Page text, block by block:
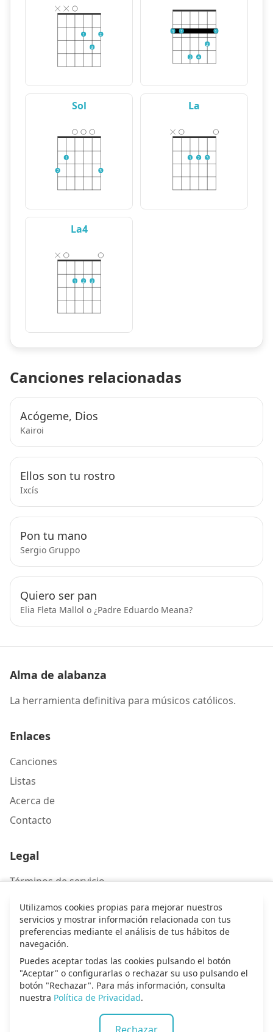
1
3
2
1 1
3 4
2
1
Sol
2
1
3
La
1 2 3
La4
1 2 3
Canciones relacionadas
Acógeme, Dios
Kairoi
Ellos son tu rostro
Ixcís
Pon tu mano
Sergio Gruppo
Quiero ser pan
Elia Fleta Mallol o ¿Padre Eduardo Meana?
Alma de alabanza
La herramienta definitiva para músicos católicos.
Enlaces
Canciones
Listas
Acerca de
Contacto
Legal
Términos de servicio
Política de privacidad
Contacto
Escríbenos
© 2026 Alma de alabanza. Todos los derechos
Utilizamos cookies propias para mejorar nuestros
servicios y mostrar información relacionada con tus
preferencias mediante el análisis de tus hábitos de
navegación.
Puedes aceptar todas las cookies pulsando el botón
"Aceptar" o configurarlas o rechazar su uso pulsando el
botón "Rechazar". Para más información, consulta
nuestra Política de Privacidad.